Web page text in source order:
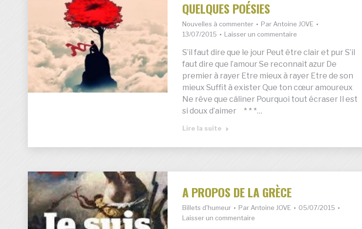
QUELQUES POÉSIES
Nouvelles à commenter Par Antoine JOVE
13/07/2015
Laisser un commentaire
S’il faut dire que le jour Peut être clair et pur S’il
faut dire que l’amour Se reconnait azur De
premier à rayer Etre mieux à rayer Etre de son
mieux Suffit à exister Que ton cœur amoureux
Ne rêve que câliner Pourquoi tout écraser Il est
si doux d’aimer * * *…
Lire la suite
A PROPOS DE LA GRÈCE
Billets d'humeur Par Antoine JOVE
05/07/2015
Laisser un commentaire